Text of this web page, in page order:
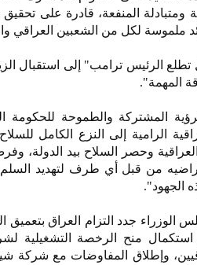
ومتبادلة المنفعة، قادرة على
ملموسة لكل من الشعبين العراقي
تطلع الرئيس ترامب" إلى استقبال
المهمة".
المشتركة والطموحة
الرامية إلى النزع الكامل
وحصر السلاح بيد الدولة،
من قبل أي طرف لتهديد السلم
الجهود".
جدد التزام العراق بتعميق
استكمال منح الرخصة التشغيلية